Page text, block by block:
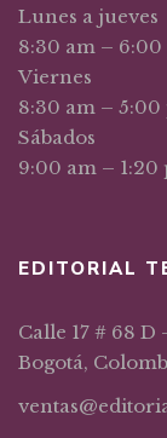
Lunes a jueves
8:30 am – 6:00
Viernes
8:30 am – 5:00
Sábados
9:00 am – 1:20
EDITORIAL
Calle 17 # 68 D
Bogotá,